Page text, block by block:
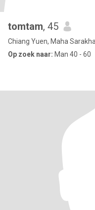
tomtam, 45
Chiang Yuen, Maha
Op zoek naar: Man 40 - 60